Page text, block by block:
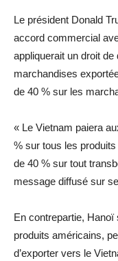
Le président Donald
accord commercial
appliquerait un droit
marchandises
de 40 % sur les
« Le Vietnam paiera
% sur tous les
de 40 % sur tout
message diffusé sur
En contrepartie, Hanoï
produits américains,
d’exporter vers le